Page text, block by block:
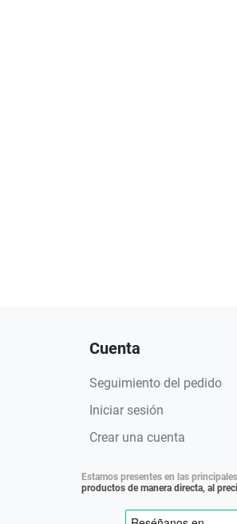
Cuenta
Seguimiento del pedido
Iniciar sesión
Crear una cuenta
Estamos presentes en las
productos de manera directa, al